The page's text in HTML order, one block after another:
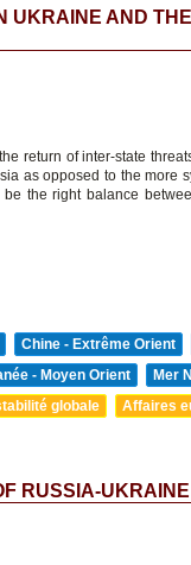
UKRAINE AND
return of inter-state
as opposed to the more
the right balance
Chine - Extrême Orient
- Moyen Orient
Mer
globale
Affaires
RUSSIA-